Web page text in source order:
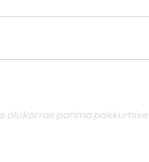
olukorras parima pakkumise.